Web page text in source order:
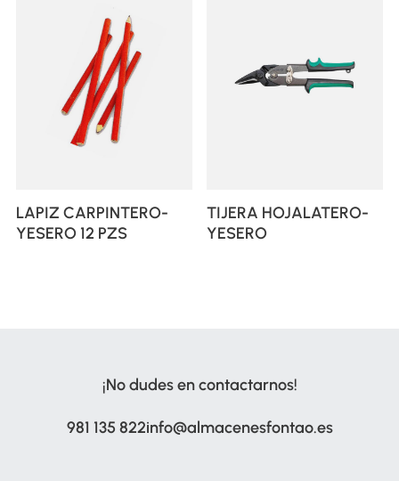
LAPIZ CARPINTERO-
YESERO 12 PZS
TIJERA HOJALATERO-
YESERO
¡No dudes en contactarnos!
981 135 822info@almacenesfontao.es